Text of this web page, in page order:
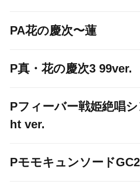
PA花の慶次〜蓮
P真・花の慶次3 99ver.
Pフィーバー戦姫絶唱
ht ver.
Pモモキュンソード